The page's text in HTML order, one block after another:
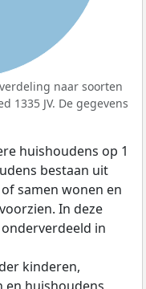
naar soorten
1335 JV. De gegevens
huishoudens op 1
bestaan uit
samen wonen en
In deze
in
kinderen,